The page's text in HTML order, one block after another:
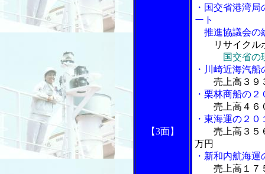
【3面】
・国交省港湾
ート
推進協議会の
リサイクル
国交省の
・川崎近海汽
売上高３９
・栗林商船の
売上高４６
・東海運の２
売上高３５
万円
・新和内航海
売上高１７